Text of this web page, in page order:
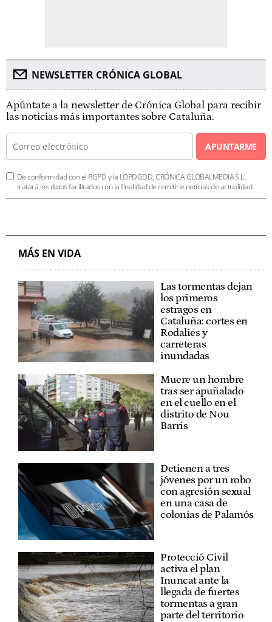
NEWSLETTER CRÓNICA GLOBAL
Apúntate a la newsletter de Crónica Global para recibir
las noticias más importantes sobre Cataluña.
APUNTARME
De conformidad con el RGPD y la LOPDGDD, CRÓNICA GLOBALMEDIA S.L.
tratará los datos facilitados con la finalidad de remitirle noticias de actualidad.
MÁS EN VIDA
Las tormentas dejan
los primeros
estragos en
Cataluña: cortes en
Rodalies y
carreteras
inundadas
Muere un hombre
tras ser apuñalado
en el cuello en el
distrito de Nou
Barris
Detienen a tres
jóvenes por un robo
con agresión sexual
en una casa de
colonias de Palamós
Protecció Civil
activa el plan
Inuncat ante la
llegada de fuertes
tormentas a gran
parte del territorio